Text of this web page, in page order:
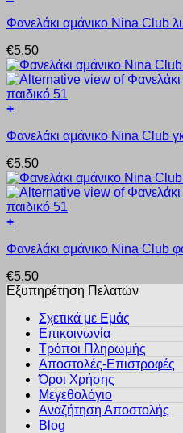
προϊόντος
να
στη
σελίδα
του
προϊόντος
το
έχει
πολλαπλές
παραλλαγές.
Οι
επιλογές
να
στη
σελίδα
του
προϊόντος
Φανελάκι αμάνικο Nina Club
€5.50
+
το
έχει
πολλαπλές
παραλλαγές.
Οι
επιλογές
να
στη
σελίδα
προϊόντος
Φανελάκι αμάνικο Nina Club
€5.50
+
το
έχει
πολλαπλές
επιλογές
μπορούν
επιλεγούν
σελίδα
Φανελάκι αμάνικο Nina Club
€5.50
Εξυπηρέτηση Πελατών
Σχετικά με Εμάς
Επικοινωνία
Τρόποι Πληρωμής
Αποστολές-Επιστροφές
Όροι Χρήσης
Μεγεθολόγιο
Αναζήτηση Αποστολής
Blog